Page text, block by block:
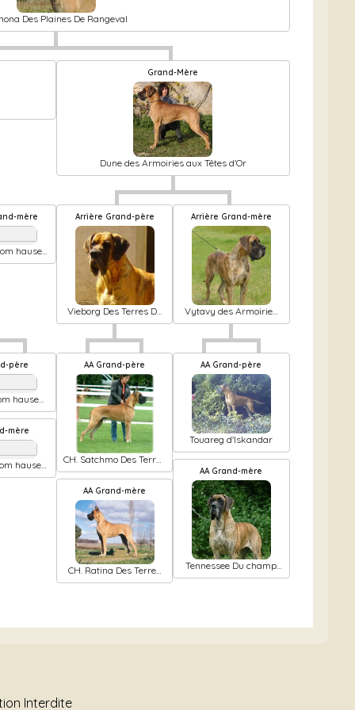
Des Plaines De Rangeval
Grand-Mère
Dune des Armoiries aux Têtes d'Or
mère
hause
Arrière Grand-père
Vieborg Des Terres De
La Rairie
Arrière Grand-mère
Vytavy des Armoiries
aux Têtes d'Or
père
hause
mère
hause
AA Grand-père
CH. Satchmo Des Terres
De La Rairie
AA Grand-mère
CH. Ratina Des Terres
De La Rairie
AA Grand-père
Touareg d'Iskandar
AA Grand-mère
Tennessee Du champ
des dames
Interdite